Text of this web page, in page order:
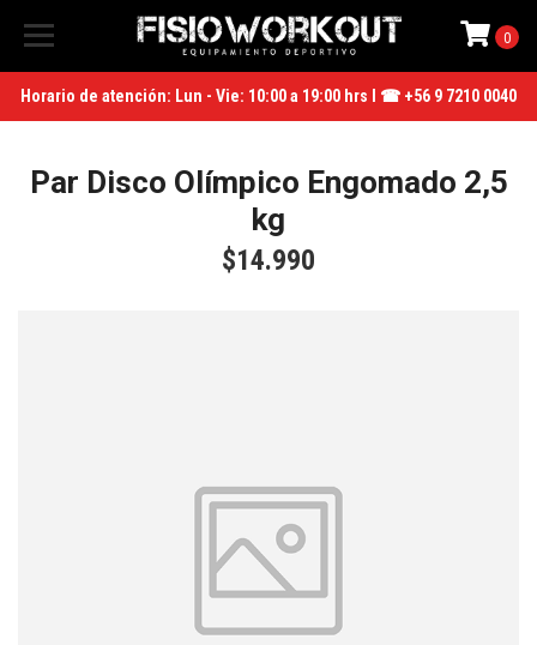
Horario de atención: Lun - Vie: 10:00 a 19:00 hrs I ☎ +56 9 7210 0040
0
Par Disco Olímpico Engomado 2,5
kg
$14.990